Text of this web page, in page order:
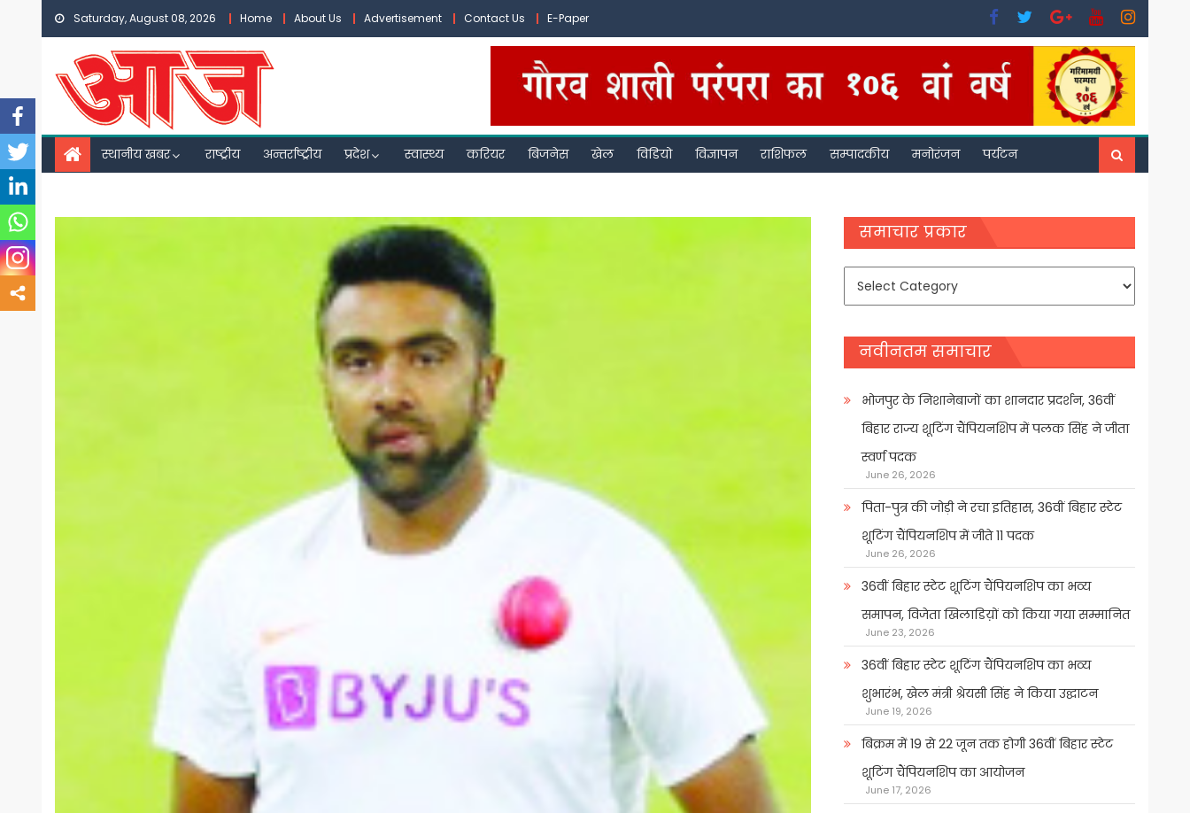
Skip
content
Saturday, August 08, 2026 Home About Us Advertisement Contact Us E-Paper
स्थानीय खबर राष्ट्रीय अन्तर्राष्ट्रीय प्रदेश स्वास्थ्य करियर बिजनेस खेल विडियो विज्ञापन राशिफल सम्पादकीय मनोरंजन पर्यटन
समाचार प्रकार
समाचार
नवीनतम समाचार
भोजपुर के निशानेबाजों का शानदार प्रदर्शन, 36वीं
बिहार राज्य शूटिंग चैंपियनशिप में पलक सिंह ने जीता
स्वर्ण पदक
June 26, 2026
पिता-पुत्र की जोड़ी ने रचा इतिहास, 36वीं बिहार स्टेट
शूटिंग चैंपियनशिप में जीते 11 पदक
June 26, 2026
36वीं बिहार स्टेट शूटिंग चैंपियनशिप का भव्य
समापन, विजेता खिलाडिय़ों को किया गया सम्मानित
June 23, 2026
36वीं बिहार स्टेट शूटिंग चैंपियनशिप का भव्य
शुभारंभ, खेल मंत्री श्रेयसी सिंह ने किया उद्घाटन
June 19, 2026
बिक्रम में 19 से 22 जून तक होगी 36वीं बिहार स्टेट
शूटिंग चैंपियनशिप का आयोजन
June 17, 2026